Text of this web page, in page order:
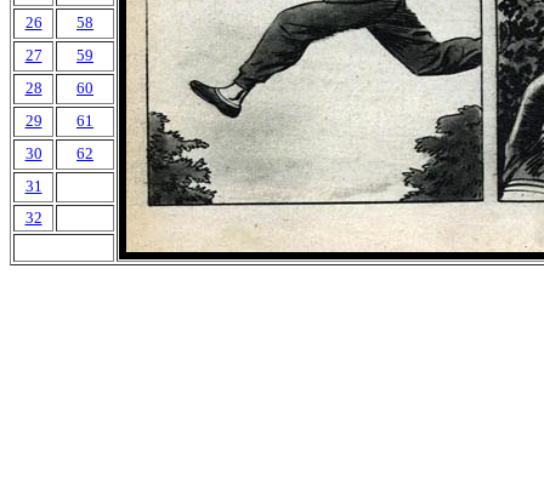
26
58
27
59
28
60
29
61
30
62
31
32